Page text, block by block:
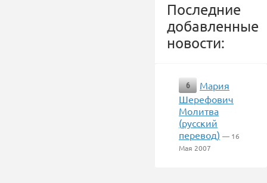
Последние
добавленные
новости:
6
Мария
Шерефович
Молитва
(русский
перевод) — 16
Мая 2007